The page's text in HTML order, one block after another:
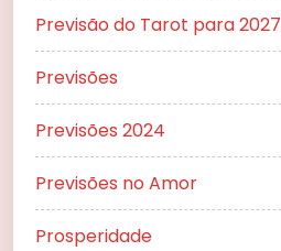
Previsão do Tarot para 2027
Previsões
Previsões 2024
Previsões no Amor
Prosperidade